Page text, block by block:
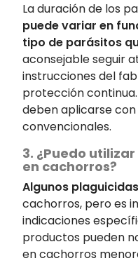
La duración de los
puede variar en
tipo de parásitos
aconsejable seguir
instrucciones del
protección
deben aplicarse
convencionales.
3. ¿Puedo
en cachorros?
Algunos
cachorros, pero es
indicaciones
productos pueden
en cachorros